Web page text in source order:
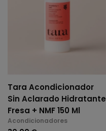
Tara Acondicionador
Sin Aclarado Hidratante
Fresa + NMF 150 Ml
Acondicionadores